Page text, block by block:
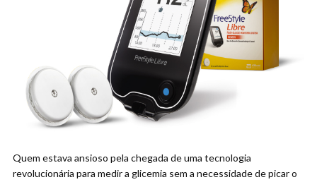
Quem estava ansioso pela chegada de uma tecnologia
revolucionária para medir a glicemia sem a necessidade de picar o